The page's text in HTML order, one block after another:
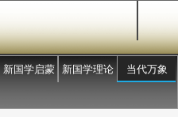
新国学启蒙 新国学理论 当代万象